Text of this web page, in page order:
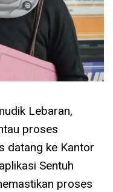
Lebaran,
proses
datang ke Kantor
Sentuh
proses